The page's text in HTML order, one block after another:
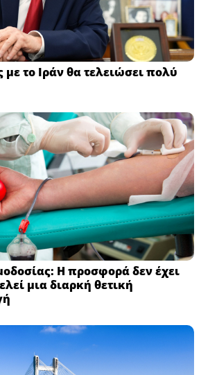
το Ιράν θα τελειώσει πολύ
H προσφορά δεν έχει
μια διαρκή θετική